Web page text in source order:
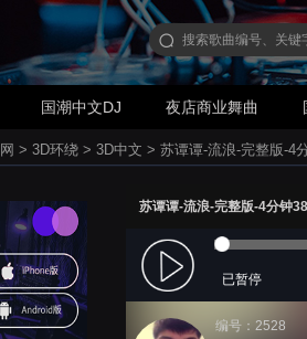
国潮中文DJ 夜店商业舞曲
> 3D环绕 > 3D中文 > 苏谭谭-流浪-完整版-4
苏谭谭-流浪-完整版-4分钟
已暂停
编号：2528